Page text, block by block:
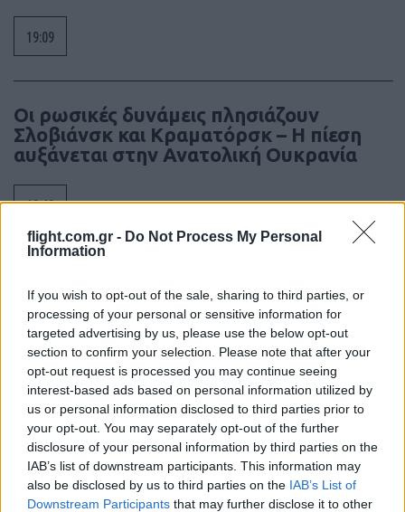
flight.com.gr - Do Not Process My Personal
Information
If you wish to opt-out of the sale, sharing to third parties, or
processing of your personal or sensitive information for
targeted advertising by us, please use the below opt-out
section to confirm your selection. Please note that after your
opt-out request is processed you may continue seeing
interest-based ads based on personal information utilized by
us or personal information disclosed to third parties prior to
your opt-out. You may separately opt-out of the further
disclosure of your personal information by third parties on the
IAB’s list of downstream participants. This information may
also be disclosed by us to third parties on the IAB’s List of
Downstream Participants that may further disclose it to other
19:09
Οι ρωσικές δυνάμεις πλησιάζουν
Σλοβιάνσκ και Κραματόρσκ – Η πίεση
αυξάνεται στην Ανατολική Ουκρανία
18:40
Ναυμαχία της νήσου Σάβο, οι Ιάπωνες
νικούν το Αμερικανικό Ναυτικό
18:01
Ιρανικός πύραυλος έπληξε τάνκερ των
ΗΑΕ στα Στενά του Ορμούζ